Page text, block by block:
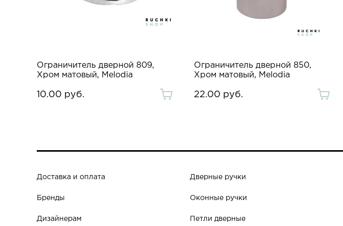
Ограничитель дверной 809,
Хром матовый, Melodia
10.00 руб.
Ограничитель дверной 850,
Хром матовый, Melodia
22.00 руб.
Доставка и оплата
Бренды
Дизайнерам
Дверные ручки
Оконные ручки
Петли дверные